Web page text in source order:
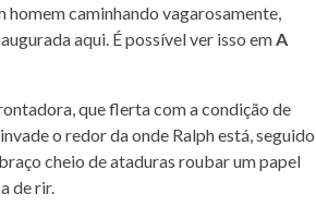
homem caminhando vagarosamente,
aqui. É possível ver isso emA
que flerta com a condição de
o redor da onde Ralph está, seguido
cheio de ataduras roubar um papel
de rir.